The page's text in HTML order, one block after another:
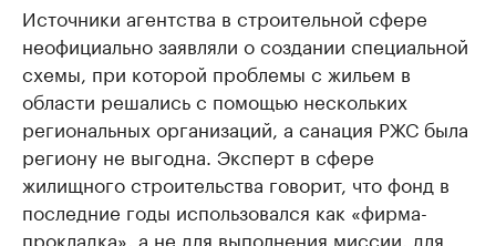
Источники агентства в строительной сфере
неофициально заявляли о создании специальной
схемы, при которой проблемы с жильем в
области решались с помощью нескольких
региональных организаций, а санация РЖС была
региону не выгодна. Эксперт в сфере
жилищного строительства говорит, что фонд в
последние годы использовался как «фирма-
прокладка», а не для выполнения миссии, для